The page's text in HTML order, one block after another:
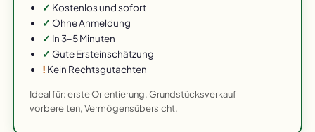
✓ Kostenlos und sofort
✓ Ohne Anmeldung
✓ In 3–5 Minuten
✓ Gute Ersteinschätzung
! Kein Rechtsgutachten
Ideal für: erste Orientierung, Grundstücksverkauf
vorbereiten, Vermögensübersicht.